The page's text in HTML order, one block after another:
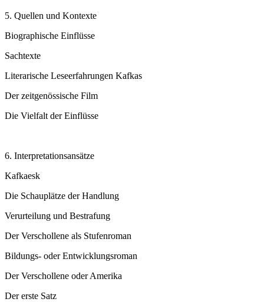
5. Quellen und Kontexte
Biographische Einflüsse
Sachtexte
Literarische Leseerfahrungen Kafkas
Der zeitgenössische Film
Die Vielfalt der Einflüsse
6. Interpretationsansätze
Kafkaesk
Die Schauplätze der Handlung
Verurteilung und Bestrafung
Der Verschollene als Stufenroman
Bildungs- oder Entwicklungsroman
Der Verschollene oder Amerika
Der erste Satz